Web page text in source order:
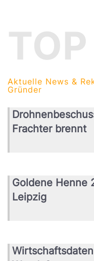
TOP
Aktuelle News &
Gründer
Frachter brennt
Goldene Henne
Leipzig